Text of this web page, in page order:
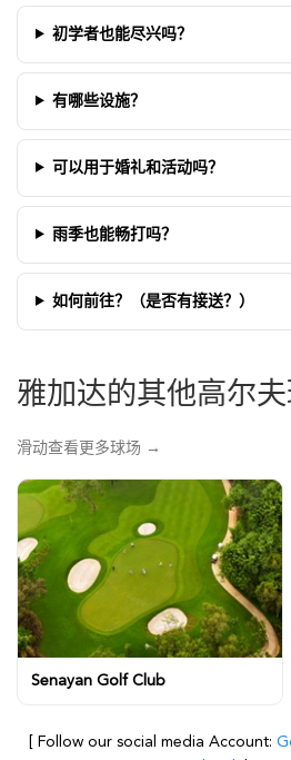
初学者也能尽兴吗？
有哪些设施？
可以用于婚礼和活动吗？
雨季也能畅打吗？
如何前往？（是否有接送？）
雅加达的其他高尔
滑动查看更多球场 →
Senayan Golf Club
[ Follow our social media Account: